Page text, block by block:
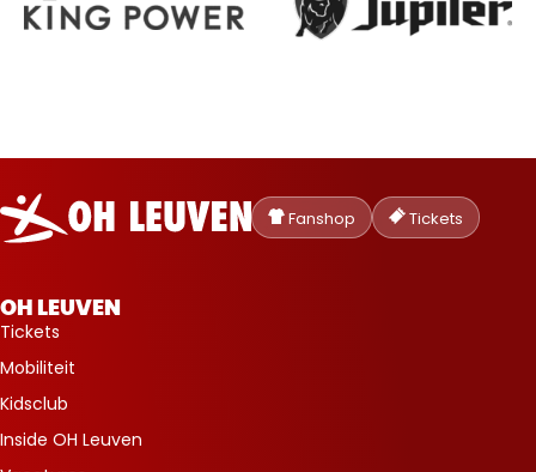
Oud-
Heverlee
Leuven
Fanshop Tickets
OH LEUVEN
Tickets
Mobiliteit
Kidsclub
Inside OH Leuven